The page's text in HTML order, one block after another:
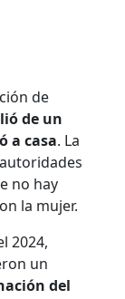
de
de un
a casa. La
no hay
la mujer.
2024,
un
del